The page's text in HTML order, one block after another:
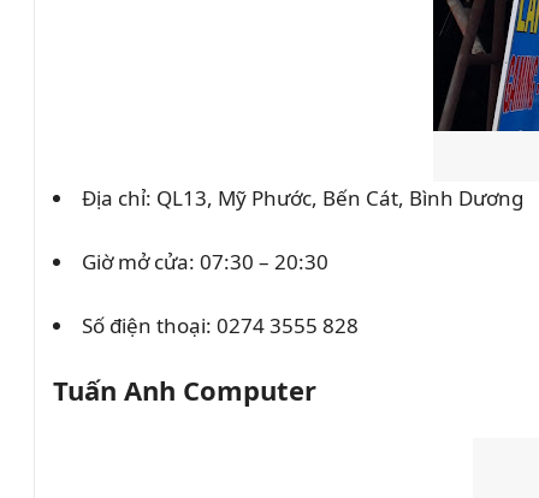
Địa chỉ: QL13, Mỹ Phước, Bến Cát, Bình Dương
Giờ mở cửa: 07:30 – 20:30
Số điện thoại: 0274 3555 828
Tuấn Anh Computer